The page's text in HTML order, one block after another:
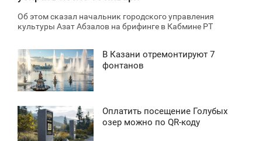
Об этом сказал начальник городского управления
культуры Азат Абзалов на брифинге в Кабмине РТ
В Казани отремонтируют 7
фонтанов
Оплатить посещение Голубых
озер можно по QR-коду